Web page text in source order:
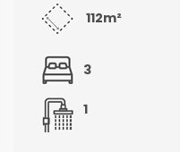
112m²
3
1